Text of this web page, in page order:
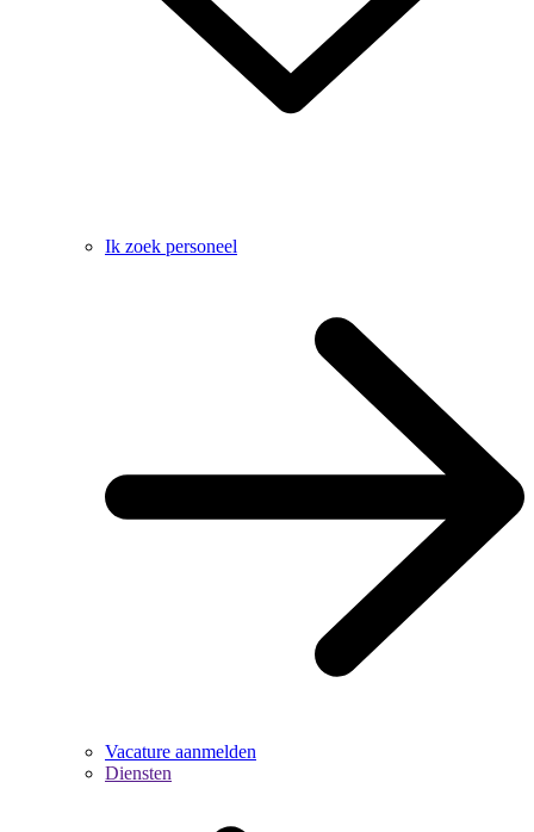
Ik zoek personeel
Vacature aanmelden
Diensten